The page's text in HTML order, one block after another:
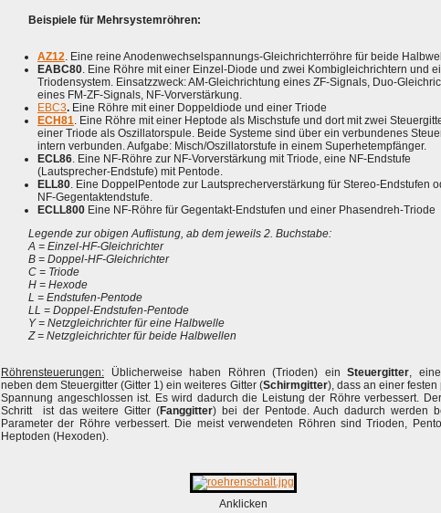
Beispiele für Mehrsystemröhren:
AZ12. Eine reine Anodenwechselspannungs-Gleichrichterröhre für beide
EABC80. Eine Röhre mit einer Einzel-Diode und zwei Kombigleichrichtern und
Triodensystem. Einsatzzweck: AM-Gleichrichtung eines ZF-Signals, Duo-
eines FM-ZF-Signals, NF-Vorverstärkung.
EBC3. Eine Röhre mit einer Doppeldiode und einer Triode
ECH81. Eine Röhre mit einer Heptode als Mischstufe und dort mit zwei
einer Triode als Oszillatorspule. Beide Systeme sind über ein verbundenes
intern verbunden. Aufgabe: Misch/Oszillatorstufe in einem Superhetempfänger.
ECL86. Eine NF-Röhre zur NF-Vorverstärkung mit Triode, eine NF-Endstufe
(Lautsprecher-Endstufe) mit Pentode.
ELL80. Eine DoppelPentode zur Lautsprecherverstärkung für Stereo-Endstufen
NF-Gegentaktendstufe.
ECLL800 Eine NF-Röhre für Gegentakt-Endstufen und einer Phasendreh-Triode
Legende zur obigen Auflistung, ab dem jeweils 2. Buchstabe:
A = Einzel-HF-Gleichrichter
B = Doppel-HF-Gleichrichter
C = Triode
H = Hexode
L = Endstufen-Pentode
LL = Doppel-Endstufen-Pentode
Y = Netzgleichrichter für eine Halbwelle
Z = Netzgleichrichter für beide Halbwellen
Röhrensteuerungen: Üblicherweise haben Röhren (Trioden) ein Steuergitter,
neben dem Steuergitter (Gitter 1) ein weiteres Gitter (Schirmgitter), dass an einer festen
Spannung angeschlossen ist. Es wird dadurch die Leistung der Röhre verbessert.
Schritt ist das weitere Gitter (Fanggitter) bei der Pentode. Auch dadurch werden
Parameter der Röhre verbessert. Die meist verwendeten Röhren sind Trioden,
Heptoden (Hexoden).
Anklicken